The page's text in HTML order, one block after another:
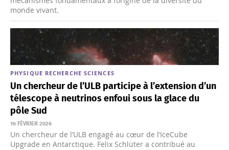
monde vivant.
PHYSIQUE RECHERCHE SCIENCES
Un chercheur de l’ULB participe à l’extension d’un
télescope à neutrinos enfoui sous la glace du
pôle Sud
16 FÉVRIER 2026
Un chercheur de l’ULB engagé au cœur de l’IceCube
Upgrade en Antarctique. Felix Schlüter a contribué au